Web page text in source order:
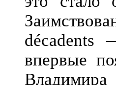
décadents
впервые